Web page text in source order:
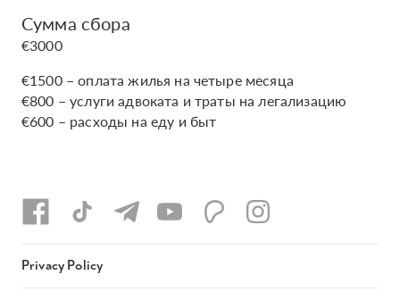
Сумма сбора
€3000
€1500 – оплата жилья на четыре месяца
€800 – услуги адвоката и траты на легализацию
€600 – расходы на еду и быт
Privacy Policy